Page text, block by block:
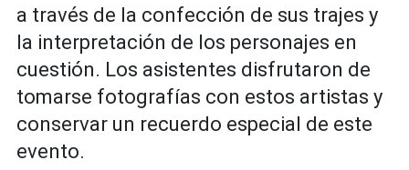
a través de la confección de sus trajes y
la interpretación de los personajes en
cuestión. Los asistentes disfrutaron de
tomarse fotografías con estos artistas y
conservar un recuerdo especial de este
evento.